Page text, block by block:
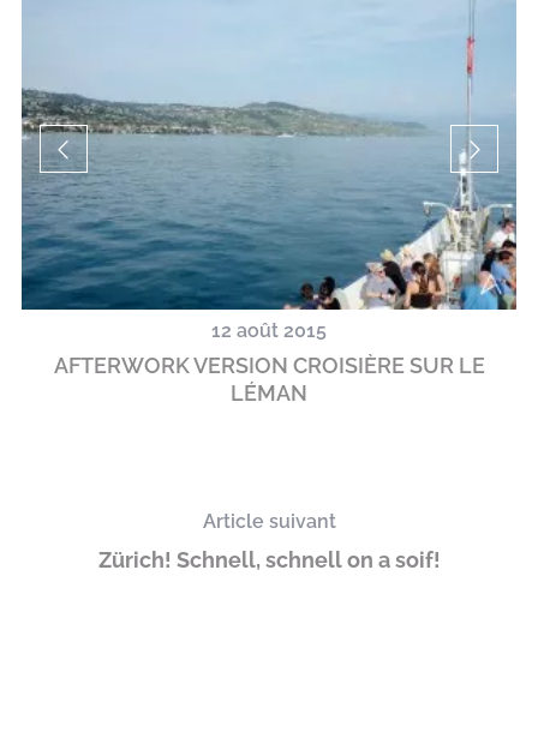
12 août 2015
AFTERWORK VERSION CROISIÈRE SUR LE
LÉMAN
Article suivant
Zürich! Schnell, schnell on a soif!